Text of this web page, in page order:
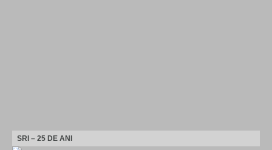
SRI – 25 DE ANI